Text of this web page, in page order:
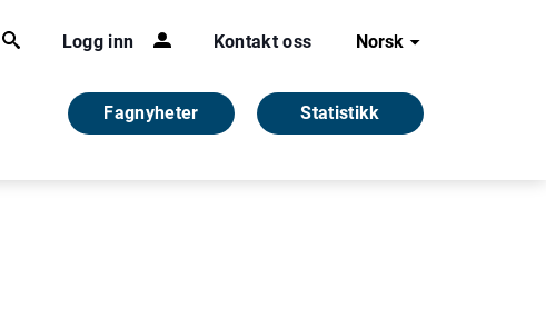
Logg inn Kontakt oss Norsk
Fagnyheter Statistikk